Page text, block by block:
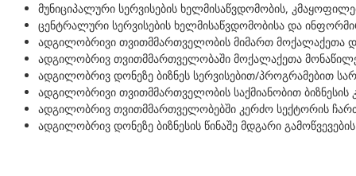
მუნიციპალური სერვისების ხელმისაწვდომობის,
ცენტრალური სერვისების ხელმისაწვდომობისა და
ადგილობრივი თვითმმართველობის მიმართ მოქალაქეთა
ადგილობრივ თვითმმართველობაში მოქალაქეთა
ადგილობრივ დონეზე ბიზნეს სერვისებით/პროგრამებით
ადგილობრივი თვითმმართველობის საქმიანობით ბიზნესის
ადგილობრივ თვითმმართველობებში კერძო სექტორის
ადგილობრივ დონეზე ბიზნესის წინაშე მდგარი